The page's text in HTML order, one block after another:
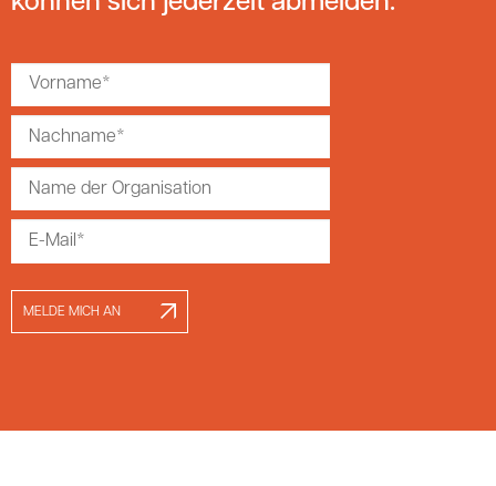
MELDE MICH AN